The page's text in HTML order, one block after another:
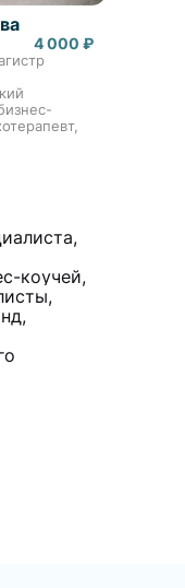
4 000 ₽
член
член
коучей,